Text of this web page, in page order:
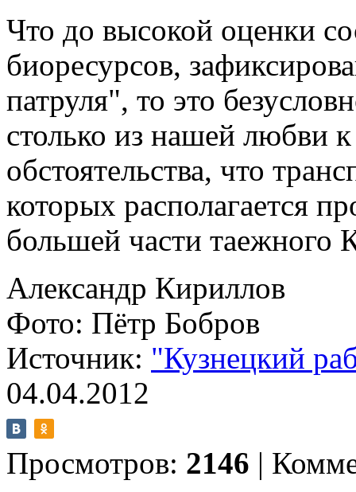
Что до высокой оценки
биоресурсов,
патруля", то это
столько из нашей любви
обстоятельства, что
которых располагается
большей части таежного
Александр Кириллов
Фото: Пётр Бобров
Источник: "Кузнецкий
04.04.2012
Просмотров: 2146 |